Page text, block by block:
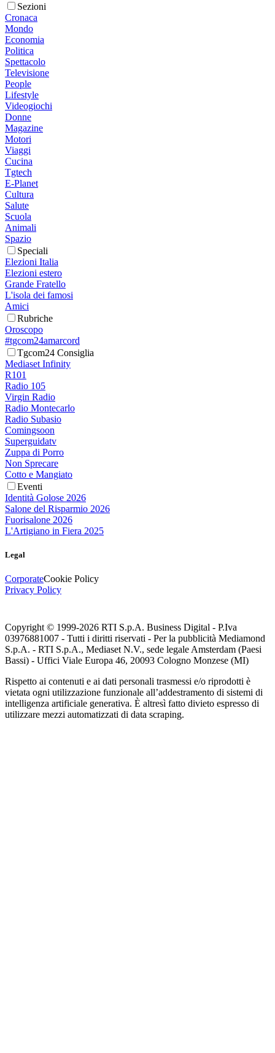
Sezioni
Cronaca
Mondo
Economia
Politica
Spettacolo
Televisione
People
Lifestyle
Videogiochi
Donne
Magazine
Motori
Viaggi
Cucina
Tgtech
E-Planet
Cultura
Salute
Scuola
Animali
Spazio
Speciali
Elezioni Italia
Elezioni estero
Grande Fratello
L'isola dei famosi
Amici
Rubriche
Oroscopo
#tgcom24amarcord
Tgcom24 Consiglia
Mediaset Infinity
R101
Radio 105
Virgin Radio
Radio Montecarlo
Radio Subasio
Comingsoon
Superguidatv
Zuppa di Porro
Non Sprecare
Cotto e Mangiato
Eventi
Identità Golose 2026
Salone del Risparmio 2026
Fuorisalone 2026
L'Artigiano in Fiera 2025
Legal
CorporateCookie Policy
Privacy Policy
Copyright © 1999-2026 RTI S.p.A. Business Digital - P.Iva
03976881007 - Tutti i diritti riservati - Per la pubblicità Mediamond
S.p.A. - RTI S.p.A., Mediaset N.V., sede legale Amsterdam (Paesi
Bassi) - Uffici Viale Europa 46, 20093 Cologno Monzese (MI)
Rispetto ai contenuti e ai dati personali trasmessi e/o riprodotti è
vietata ogni utilizzazione funzionale all’addestramento di sistemi di
intelligenza artificiale generativa. È altresì fatto divieto espresso di
utilizzare mezzi automatizzati di data scraping.